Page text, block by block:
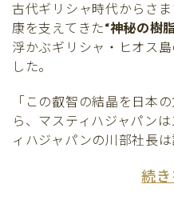
古代ギリシャ時代からさ
康を支えてきた“神秘の樹
浮かぶギリシャ・ヒオス
した。
「この叡智の結晶を日本
ら、マスティハジャパン
ィハジャパンの川部社長は
続